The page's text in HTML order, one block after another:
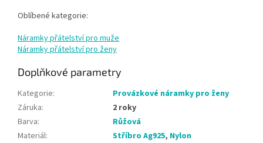
Oblíbené kategorie:
Náramky přátelství pro muže
Náramky přátelství pro ženy
Doplňkové parametry
Kategorie:
Provázkové náramky pro ženy
Záruka:
2 roky
Barva:
Růžová
Materiál: Stříbro Ag925, Nylon